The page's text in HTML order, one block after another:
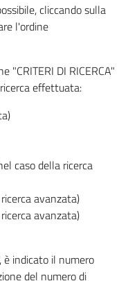
cliccando sulla
l'ordine
"CRITERI DI RICERCA"
effettuata:
caso della ricerca
avanzata)
avanzata)
è indicato il numero
del numero di